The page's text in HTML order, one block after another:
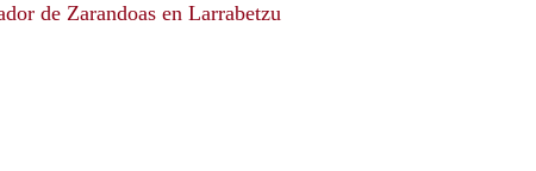
de Zarandoas en Larrabetzu